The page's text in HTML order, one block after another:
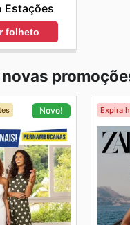
Estações
folheto
Novo! Expira